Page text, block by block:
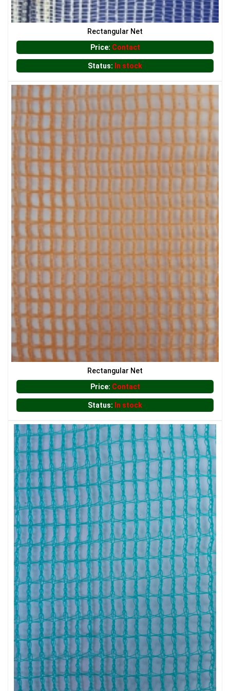
LƯỚI CHẮN GIÓ
LƯỚI CHẮN CÔN TRÙNG
LƯỚI CHE NẮNG
LƯỚI CHẮN ĐỘNG VẬT
LƯỚI NUÔI TRỒNG HẢI SẢN
LƯỚI CHẮN GIÓ
LƯỚI CHẮN CÔN TRÙNG
Rectangular Net
Price: Contact
Status: In stock
Rectangular Net
Price: Contact
Status: In stock